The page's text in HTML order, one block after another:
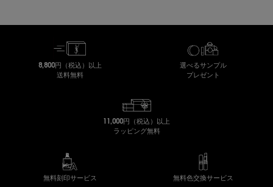
8,800円（税込）以上
送料無料
選べるサンプル
プレゼント
11,000円（税込）以上
ラッピング無料
無料刻印サービス 無料色交換サービス